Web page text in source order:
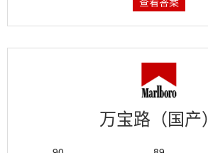
万宝路（国产）